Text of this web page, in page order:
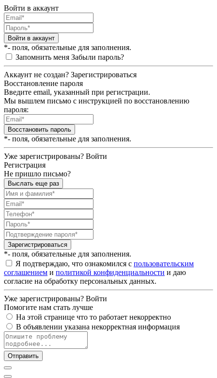
Войти в аккаунт
Войти в аккаунт
*- поля, обязательные для заполнения.
Запомнить меня Забыли пароль?
Аккаунт не создан? Зарегистрироваться
Восстановление пароля
Введите email, указанный при регистрации.
Мы вышлем письмо с инструкцией по восстановлению
пароля:
Восстановить пароль
*- поля, обязательные для заполнения.
Уже зарегистрированы? Войти
Регистрация
Не пришло письмо?
Выслать еще раз
Зарегистрироваться
*- поля, обязательные для заполнения.
Я подтверждаю, что ознакомился с пользовательским
соглашением и политикой конфиденциальности и даю
согласие на обработку персональных данных.
Уже зарегистрированы? Войти
Помогите нам стать лучше
На этой странице что то работает некорректно
В объявлении указана некорректная информация
Отправить